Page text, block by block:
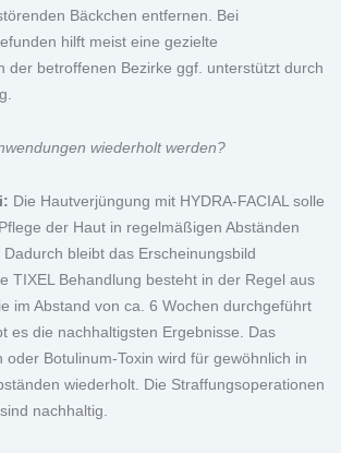
Bäckchen entfernen. Bei
hilft meist eine gezielte
der betroffenen Bezirke ggf. unterstützt durch
wiederholt werden?
Die Hautverjüngung mit HYDRA-FACIAL solle
der Haut in regelmäßigen Abständen
bleibt das Erscheinungsbild
TIXEL Behandlung besteht in der Regel aus
im Abstand von ca. 6 Wochen durchgeführt
es die nachhaltigsten Ergebnisse. Das
oder Botulinum-Toxin wird für gewöhnlich in
wiederholt. Die Straffungsoperationen
nachhaltig.